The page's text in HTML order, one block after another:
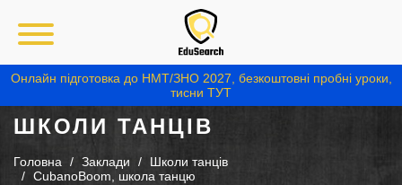
Онлайн підготовка до НМТ/ЗНО 2027, безкоштовні пробні уроки,
тисни ТУТ
ШКОЛИ ТАНЦІВ
Головна Заклади
Школи танців
CubanoBoom, школа танцю